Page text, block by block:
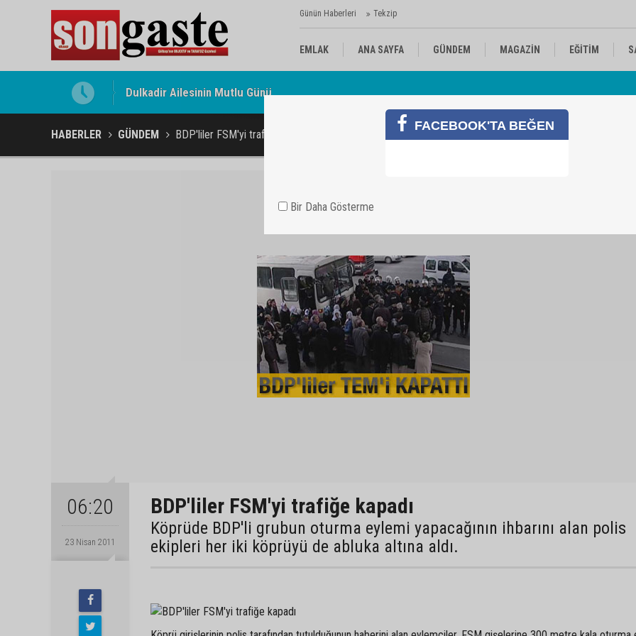
Günün Haberleri Tekzip
EMLAK ANA SAYFA GÜNDEM MAGAZİN EĞİTİM
Gölbaşı Esnafının Sesi Ankara Kalkınma Ajansı'nda
HABERLER GÜNDEM BDP'liler FSM'yi trafiğe kapadı
06:20
23 Nisan 2011
BDP'liler FSM'yi trafiğe kapadı
Köprüde BDP'li grubun oturma eylemi yapacağının ihbarını alan polis
ekipleri her iki köprüyü de abluka altına aldı.
FACEBOOK'TA BEĞEN
Bir Daha Gösterme